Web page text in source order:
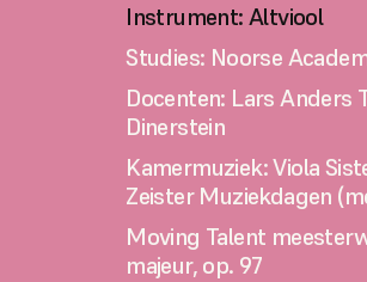
Instrument: Altviool
Studies: Noorse
Docenten: Lars Anders
Dinerstein
Kamermuziek: Viola
Zeister Muziekdagen
Moving Talent
majeur, op. 97